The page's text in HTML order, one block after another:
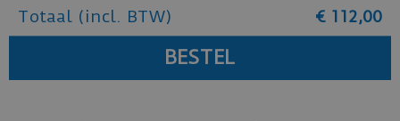
Totaal (incl. BTW) € 112,00